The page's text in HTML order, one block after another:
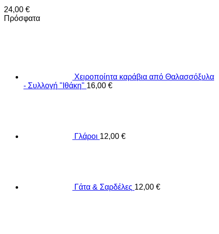
24,00 €
Πρόσφατα
Χειροποίητα καράβια από Θαλασσόξυλα
- Συλλογή "Ιθάκη" 16,00 €
Γλάροι 12,00 €
Γάτα & Σαρδέλες 12,00 €